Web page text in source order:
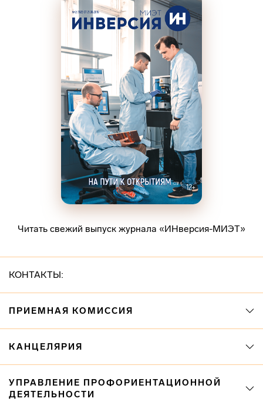
Читать свежий выпуск журнала «ИНверсия-МИЭТ»
КОНТАКТЫ:
ПРИЕМНАЯ КОМИССИЯ
КАНЦЕЛЯРИЯ
УПРАВЛЕНИЕ ПРОФОРИЕНТАЦИОННОЙ
ДЕЯТЕЛЬНОСТИ